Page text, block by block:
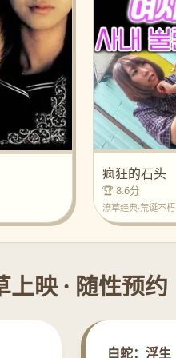
疯狂的石头
🏆 8.6分
潦草经典·荒诞不朽
上映 · 随性预约
白蛇：浮生